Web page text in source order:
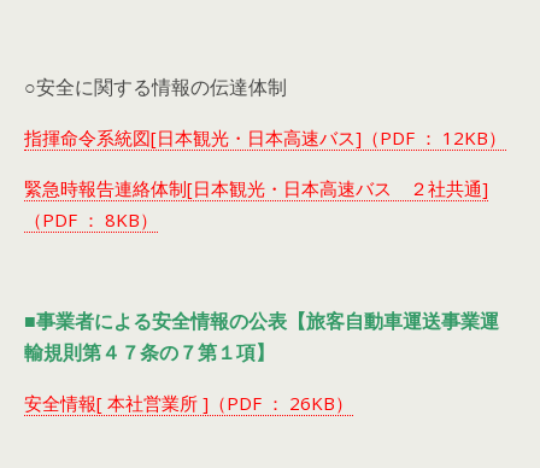
○安全に関する情報の伝達体制
指揮命令系統図[日本観光・日本高速バス]（PDF ： 12KB）
緊急時報告連絡体制[日本観光・日本高速バス ２社共通]
（PDF ： 8KB）
■事業者による安全情報の公表【旅客自動車運送事業運
輸規則第４７条の７第１項】
安全情報[ 本社営業所 ]（PDF ： 26KB）